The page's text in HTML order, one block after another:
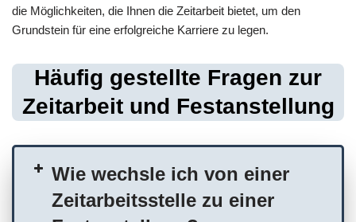
die Möglichkeiten, die Ihnen die Zeitarbeit bietet, um den
Grundstein für eine erfolgreiche Karriere zu legen.
Häufig gestellte Fragen zur
Zeitarbeit und Festanstellung
Wie wechsle ich von einer
Zeitarbeitsstelle zu einer